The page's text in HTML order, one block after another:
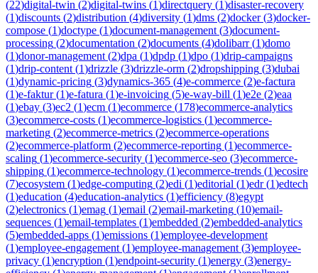
(22)digital-twin (2)digital-twins (1)directquery (1)disaster-recovery
(1)discounts (2)distribution (4)diversity (1)dms (2)docker(3)docker-
compose (1)doctype (1)document-management (3)document-
processing (2)documentation (2)documents (4)dolibarr(1)domo
(1)donor-management (2)dpa (1)dpdp (1)dpo (1)drip-campaigns
(1)drip-content (1)drizzle (3)drizzle-orm (2)dropshipping (3)dubai
(1)dynamic-pricing (3)dynamics-365 (4)e-commerce (2)e-factura
(1)e-faktur(1)e-fatura (1)e-invoicing (5)e-way-bill (1)e2e (2)eaa
(1)ebay (3)ec2 (1)ecm (1)ecommerce (178)ecommerce-analytics
(3)ecommerce-costs (1)ecommerce-logistics (1)ecommerce-
marketing (2)ecommerce-metrics (2)ecommerce-operations
(2)ecommerce-platform (2)ecommerce-reporting (1)ecommerce-
scaling (1)ecommerce-security (1)ecommerce-seo (3)ecommerce-
shipping (1)ecommerce-technology (1)ecommerce-trends (1)ecosire
(7)ecosystem (1)edge-computing (2)edi (1)editorial (1)edr(1)edtech
(1)education (4)education-analytics (1)efficiency (8)egypt
(2)electronics (1)emag (1)email (2)email-marketing (10)email-
sequences (1)email-templates (1)embedded (2)embedded-analytics
(5)embedded-apps (1)emissions (1)employee-development
(1)employee-engagement (1)employee-management (3)employee-
privacy (1)encryption (1)endpoint-security (1)energy (3)energy-